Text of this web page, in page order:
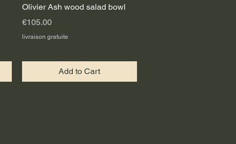
Quick View
Olivier Ash wood salad bowl
Price
€105.00
livraison gratuite
Add to Cart